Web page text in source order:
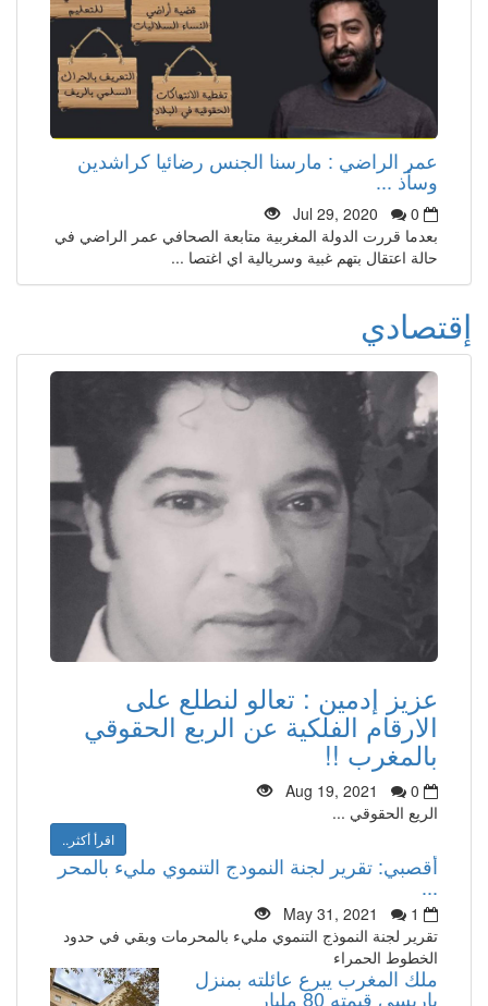
عمر الراضي : مارسنا الجنس رضائيا كراشدين
وسأذ ...
Jul 29, 2020
0
بعدما قررت الدولة المغربية متابعة الصحافي عمر الراضي في
حالة اعتقال بتهم غبية وسريالية اي اغتصا ...
إقتصادي
عزيز إدمين : تعالو لنطلع على
الارقام الفلكية عن الربع الحقوقي
بالمغرب !!
Aug 19, 2021
0
الريع الحقوقي ...
اقرأ أكثر..
أقصبي: تقرير لجنة النمودج التنموي مليء بالمحر
May 31, 2021
1
تقرير لجنة النموذج التنموي مليء بالمحرمات وبقي في حدود
الخطوط الحمراء
ملك المغرب يبرع عائلته بمنزل
باريسي قيمته 80 مليار